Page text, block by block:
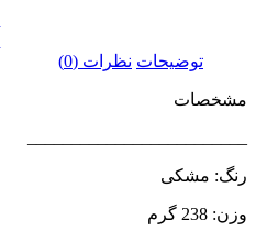
توضیحات نظرات (0)
مشخصات
رنگ: مشکی
وزن: 238 گرم